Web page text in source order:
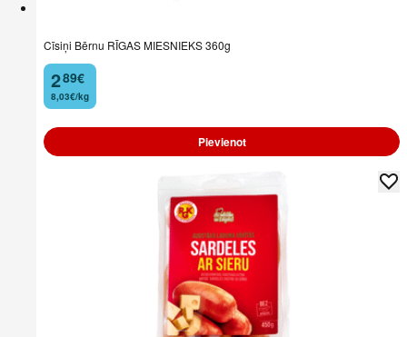
Cīsiņi Bērnu RĪGAS MIESNIEKS 360g
2
. 89€
8,03€/kg
Pievienot